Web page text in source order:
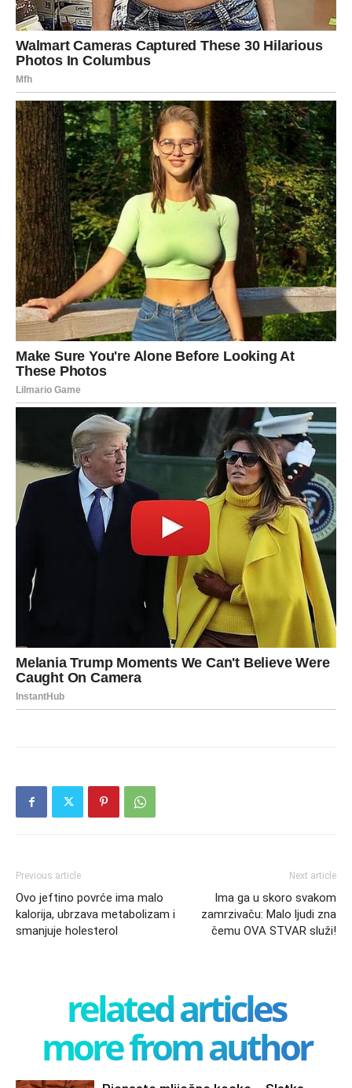
Previous article
Ovo jeftino povrće ima malo
kalorija, ubrzava metabolizam i
smanjuje holesterol
Next article
Ima ga u skoro svakom
zamrzivaču: Malo ljudi zna
čemu OVA STVAR služi!
related articles
more from author